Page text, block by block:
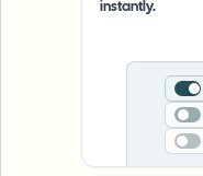
instantly.